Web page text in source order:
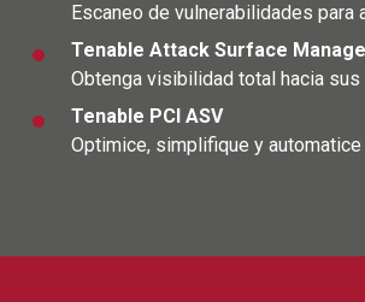
Escaneo de vulnerabilidades
Tenable Attack Surface
Obtenga visibilidad total hacia
Tenable PCI ASV
Optimice, simplifique y